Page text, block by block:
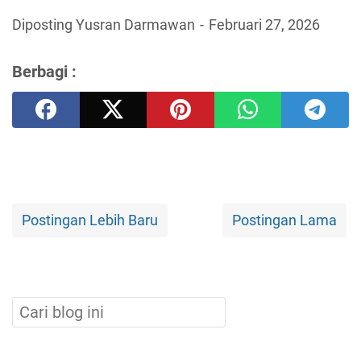
Diposting Yusran Darmawan Februari 27, 2026
Berbagi :
Postingan Lebih Baru Postingan Lama